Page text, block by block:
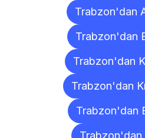
Trabzon'dan
Trabzon'dan
Trabzon'dan
Trabzon'dan
Trabzon'dan
Trabzon'dan